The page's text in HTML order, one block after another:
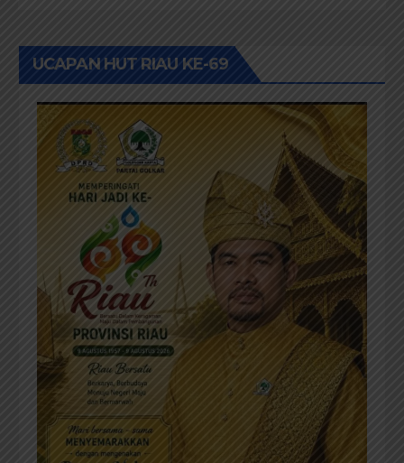
UCAPAN HUT RIAU KE-69